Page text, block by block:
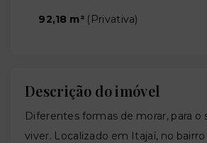
92,18 m² ( Privativa)
Descrição do imóvel
Diferentes formas de morar, para o
viver. Localizado em Itajaí, no